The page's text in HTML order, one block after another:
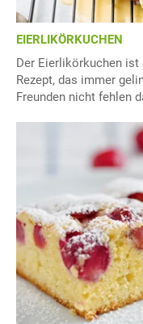
EIERLIKÖRKUCHEN
Der Eierlikörkuchen
Rezept, das immer
Freunden nicht fehlen